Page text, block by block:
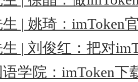
| 姚琦：imToken
| 刘俊红：把对
学院：imToken